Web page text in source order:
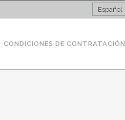
Español
CONDICIONES DE CONTRATACIÓN